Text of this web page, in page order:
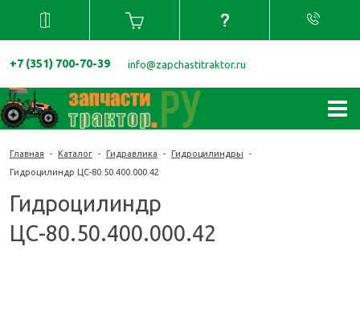
+7 (351) 700-70-39 info@zapchastitraktor.ru
Главная - Каталог - Гидравлика - Гидроцилиндры
-
Гидроцилиндр ЦС-80.50.400.000.42
Гидроцилиндр
ЦС-80.50.400.000.42